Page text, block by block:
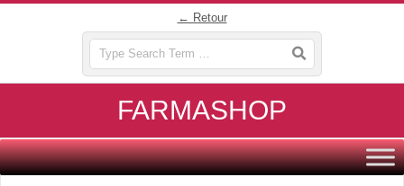
← Retour
FARMASHOP
Primary
Navigation